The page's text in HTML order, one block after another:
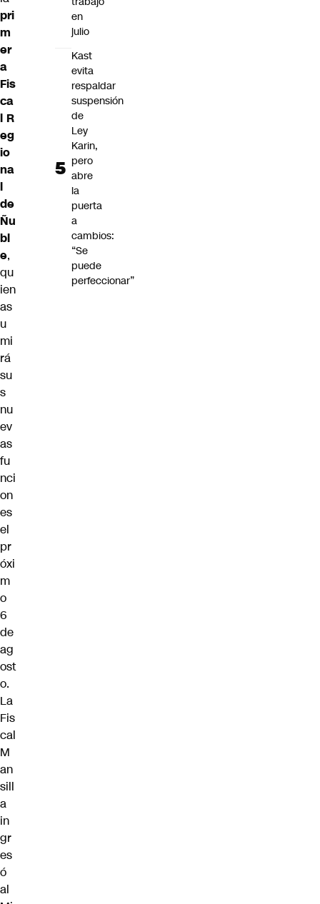
pri
m
er
a
Fis
ca
l R
eg
io
na
l
de
Ñu
bl
e,
qu
ien
as
u
mi
rá
su
s
nu
ev
as
fu
nci
on
es
el
pr
óxi
m
o
6
de
ag
ost
o.
La
Fis
cal
M
an
sill
a
in
gr
es
ó
al
en
julio
Kast
evita
respaldar
suspensión
de
Ley
Karin,
pero
abre
la
puerta
a
cambios:
“Se
puede
perfeccionar”